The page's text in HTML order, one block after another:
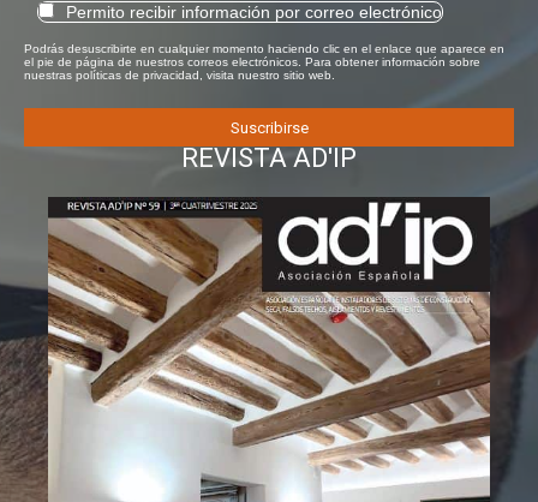
Permito recibir información por correo electrónico
Podrás desuscribirte en cualquier momento haciendo clic en el enlace que aparece en
el pie de página de nuestros correos electrónicos. Para obtener información sobre
nuestras políticas de privacidad, visita nuestro sitio web.
REVISTA AD'IP